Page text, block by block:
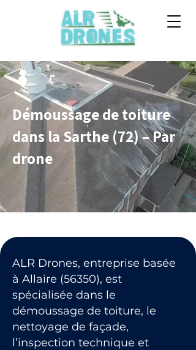
Démoussage de toiture
dans la Sarthe (72) – Par
drone
ALR Drones, entreprise basée
à Allaire (56350), est
spécialisée dans le
démoussage de toiture, le
nettoyage de façade,
l’inspection technique et